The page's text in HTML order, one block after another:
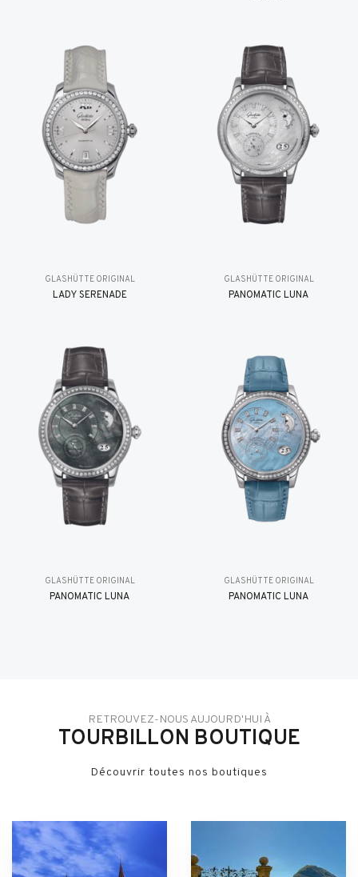
GLASHÜTTE ORIGINAL
LADY SERENADE
GLASHÜTTE ORIGINAL
PANOMATIC LUNA
GLASHÜTTE ORIGINAL
PANOMATIC LUNA
GLASHÜTTE ORIGINAL
PANOMATIC LUNA
RETROUVEZ-NOUS AUJOURD'HUI À
TOURBILLON BOUTIQUE
Découvrir toutes nos boutiques